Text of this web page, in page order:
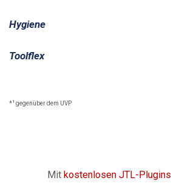
Hygiene
Toolflex
*1 gegenüber dem UVP
Mit kostenlosen JTL-Plugins